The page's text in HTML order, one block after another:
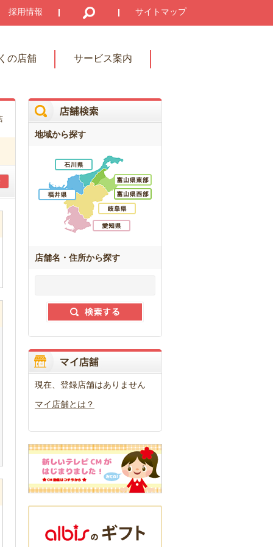
採用情報 サイトマップ
の店舗 サービス案内
地域から探す
店舗名・住所から探す
現在、登録店舗はありません
マイ店舗とは？